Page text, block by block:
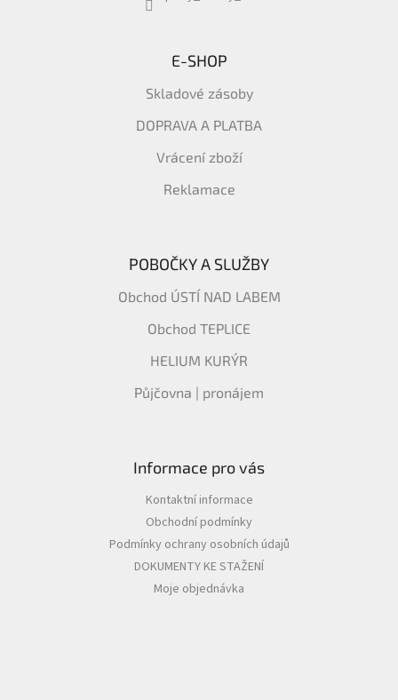
E-SHOP
Skladové zásoby
DOPRAVA A PLATBA
Vrácení zboží
Reklamace
POBOČKY A SLUŽBY
Obchod ÚSTÍ NAD LABEM
Obchod TEPLICE
HELIUM KURÝR
Půjčovna | pronájem
Informace pro vás
Kontaktní informace
Obchodní podmínky
Podmínky ochrany osobních údajů
DOKUMENTY KE STAŽENÍ
Moje objednávka